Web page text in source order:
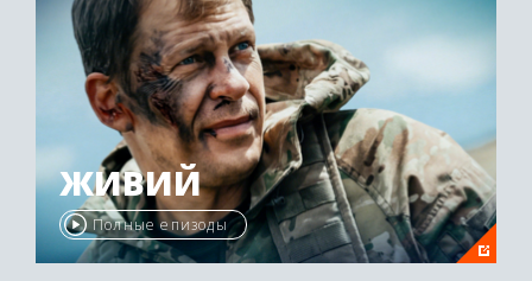
ЖИВИЙ
Полные епизоды